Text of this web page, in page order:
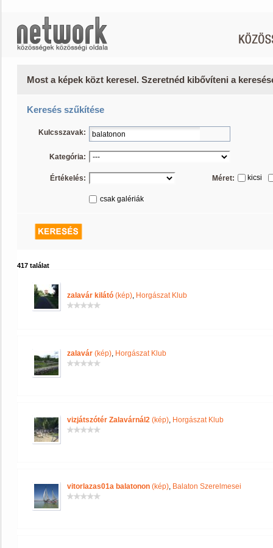
Most a képek közt keresel. Szeretnéd kibővíteni a
Keresés szűkítése
Kulcsszavak:
Kategória:
Értékelés: Méret: kicsi
csak galériák
417 találat
zalavár kilátó (kép), Horgászat Klub
zalavár (kép), Horgászat Klub
vizjátszótér Zalavárnál2 (kép), Horgászat Klub
vitorlazas01a balatonon (kép), Balaton Szerelmesei